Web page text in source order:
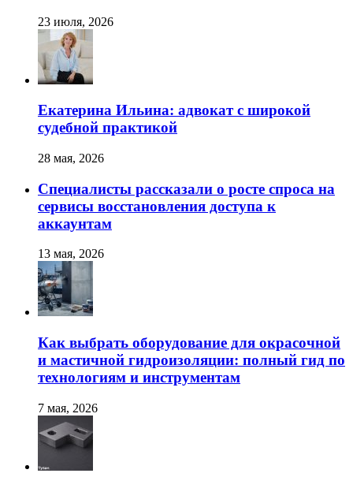
23 июля, 2026
Екатерина Ильина: адвокат с широкой
судебной практикой
28 мая, 2026
Специалисты рассказали о росте спроса на
сервисы восстановления доступа к
аккаунтам
13 мая, 2026
Как выбрать оборудование для окрасочной
и мастичной гидроизоляции: полный гид по
технологиям и инструментам
7 мая, 2026